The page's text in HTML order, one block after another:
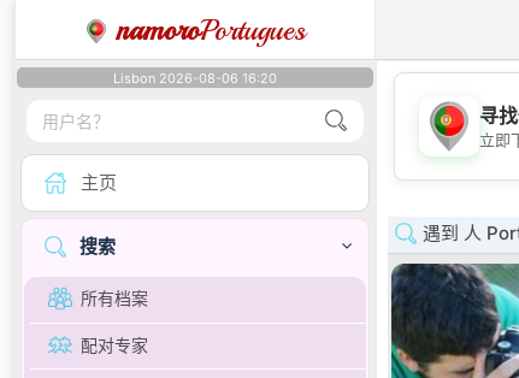
namoroPortugues
Lisbon 2026-08-06 16:20
主页
搜索
所有档案
配对专家
寻
立即
遇到 人